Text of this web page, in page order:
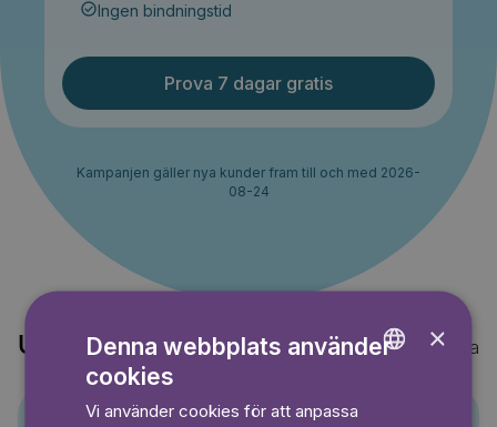
Ingen bindningstid
Prova 7 dagar gratis
Kampanjen gäller nya kunder fram till och med 2026-
08-24
Upptäck också Visa alla
×
Denna webbplats använder
cookies
Vi använder cookies för att anpassa